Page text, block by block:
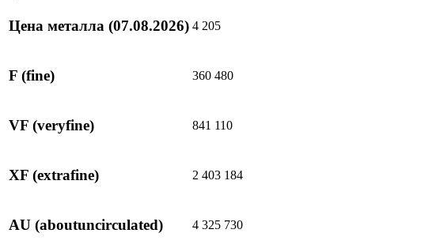
Цена металла (07.08.2026) 4 205
F (fine) 360 480
VF (veryfine) 841 110
XF (extrafine) 2 403 184
AU (aboutuncirculated) 4 325 730